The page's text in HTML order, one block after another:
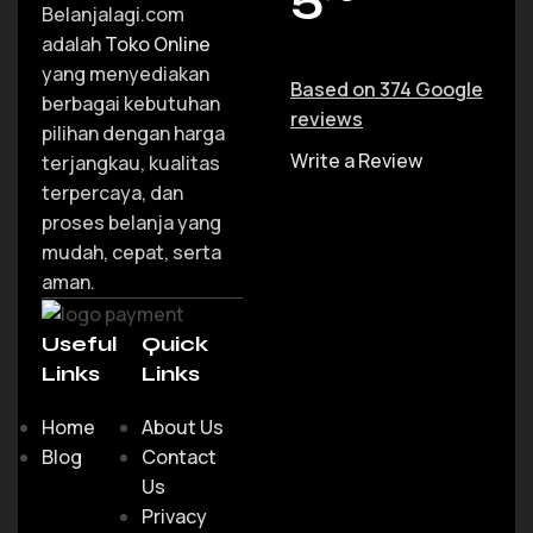
Belanjalagi.com
adalahToko Online
yang menyediakan
berbagai kebutuhan
pilihan dengan harga
terjangkau, kualitas
terpercaya, dan
proses belanja yang
mudah, cepat, serta
aman.
Useful
Links
Home
Blog
Quick
Links
About Us
Contact
Us
Privacy
Based on 374 Google
reviews
Write a Review